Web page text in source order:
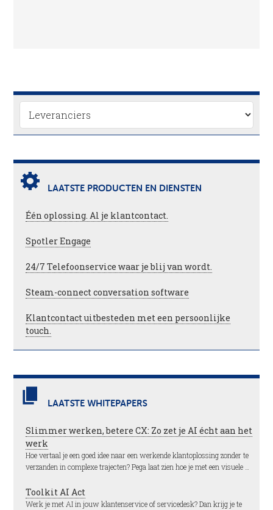
LAATSTE PRODUCTEN EN DIENSTEN
Één oplossing. Al je klantcontact.
Spotler Engage
24/7 Telefoonservice waar je blij van wordt.
Steam-connect conversation software
Klantcontact uitbesteden met een persoonlijke
touch.
LAATSTE WHITEPAPERS
Slimmer werken, betere CX: Zo zet je AI écht aan het
werk
Hoe vertaal je een goed idee naar een werkende klantoplossing zonder te
verzanden in complexe trajecten? Pega laat zien hoe je met een visuele …
Toolkit AI Act
Werk je met AI in jouw klantenservice of servicedesk? Dan krijg je te